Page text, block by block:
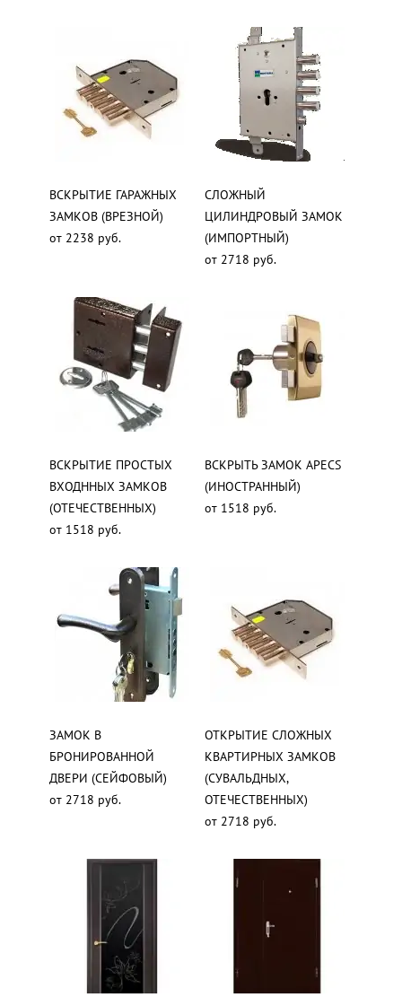
ВСКРЫТИЕ ГАРАЖНЫХ
ЗАМКОВ (ВРЕЗНОЙ)
от 2238 руб.
СЛОЖНЫЙ
ЦИЛИНДРОВЫЙ ЗАМОК
(ИМПОРТНЫЙ)
от 2718 руб.
ВСКРЫТИЕ ПРОСТЫХ
ВХОДННЫХ ЗАМКОВ
(ОТЕЧЕСТВЕННЫХ)
от 1518 руб.
ВСКРЫТЬ ЗАМОК APECS
(ИНОСТРАННЫЙ)
от 1518 руб.
ЗАМОК В
БРОНИРОВАННОЙ
ДВЕРИ (СЕЙФОВЫЙ)
от 2718 руб.
ОТКРЫТИЕ СЛОЖНЫХ
КВАРТИРНЫХ ЗАМКОВ
(СУВАЛЬДНЫХ,
ОТЕЧЕСТВЕННЫХ)
от 2718 руб.